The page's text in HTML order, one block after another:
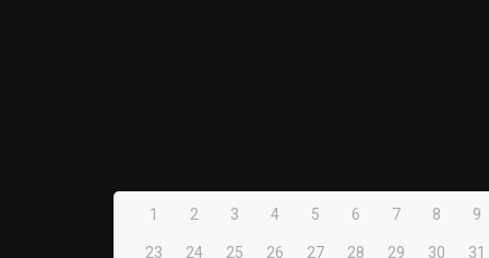
1 2 3 4 5 6 7 8 9
23 24 25 26 27 28 29 30 31